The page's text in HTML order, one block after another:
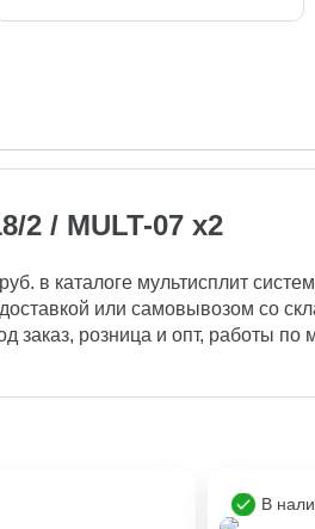
2 / MULT-07 x2
в каталоге мультисплит
или самовывозом со
заказ, розница и опт, работы по
В